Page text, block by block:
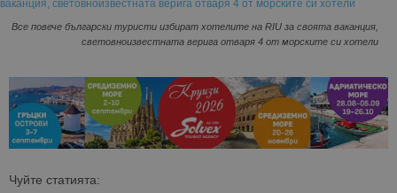
Все повече български туристи избират хотелите на RIU за своята ваканция,
световноизвестната верига отваря 4 от морските си хотели
Чуйте статията: